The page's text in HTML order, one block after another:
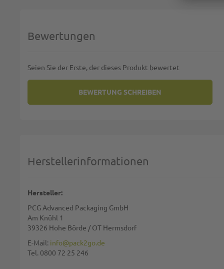
Bewertungen
Seien Sie der Erste, der dieses Produkt bewertet
BEWERTUNG SCHREIBEN
Zusammenfassung:
Herstellerinformationen
Hersteller:
PCG Advanced Packaging GmbH
Am Knühl 1
39326 Hohe Börde / OT Hermsdorf
E-Mail: info@pack2go.de
Tel. 0800 72 25 246